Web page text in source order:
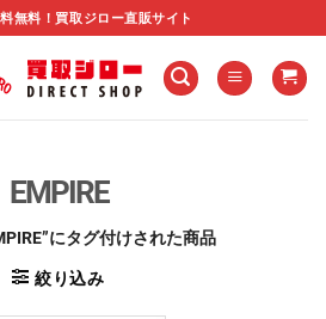
無料！買取ジロー直販サイト
EMPIRE
にタグ付けされた商品
絞り込み